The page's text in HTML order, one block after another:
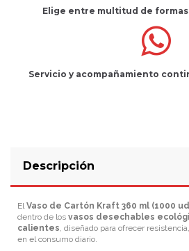
Elige entre multitud de
Servicio y acompañamiento
Descripción
ElVaso de Cartón Kraft 360 ml (1000
dentro de los vasos desechables
calientes, diseñado para ofrecer
en el consumo diario.